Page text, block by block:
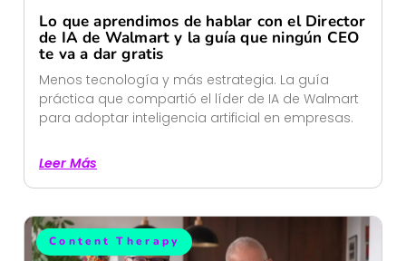
Lo que aprendimos de hablar con el Director
de IA de Walmart y la guía que ningún CEO
te va a dar gratis
Menos tecnología y más estrategia. La guía
práctica que compartió el líder de IA de Walmart
para adoptar inteligencia artificial en empresas.
Leer Más
Content Therapy